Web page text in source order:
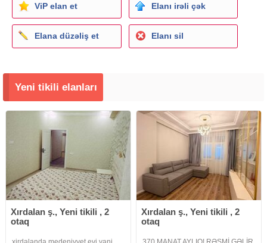
ViP elan et Elanı irəli çək
Elana düzəliş et Elanı sil
Yeni tikili elanları
Xırdalan ş., Yeni tikili , 2
otaq
Xırdalan ş., Yeni tikili , 2
otaq